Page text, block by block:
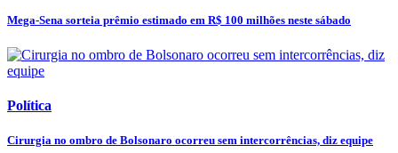
Mega-Sena sorteia prêmio estimado em R$ 100 milhões neste sábado
Política
Cirurgia no ombro de Bolsonaro ocorreu sem intercorrências, diz equipe